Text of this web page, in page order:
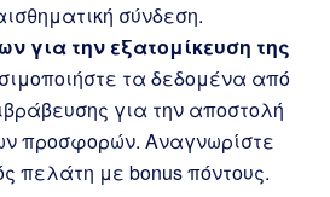
σύνδεση.
για την εξατομίκευση της
τα δεδομένα από
για την αποστολή
προσφορών. Αναγνωρίστε
πελάτη με bonus πόντους.